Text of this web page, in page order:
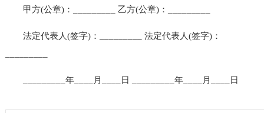
甲方(公章)：_________ 乙方(公章)：_________
法定代表人(签字)：_________ 法定代表人(签字)：
_________年____月____日 _________年____月____日